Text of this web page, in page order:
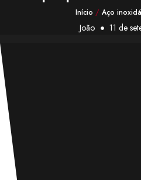
Início / Aço
João 11 de